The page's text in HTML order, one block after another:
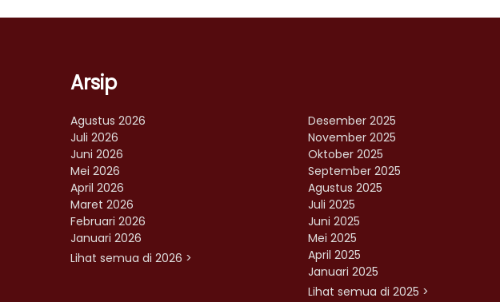
Arsip
Agustus 2026
Juli 2026
Juni 2026
Mei 2026
April 2026
Maret 2026
Februari 2026
Januari 2026
Lihat semua di 2026 >
Desember 2025
November 2025
Oktober 2025
September 2025
Agustus 2025
Juli 2025
Juni 2025
Mei 2025
April 2025
Januari 2025
Lihat semua di 2025 >